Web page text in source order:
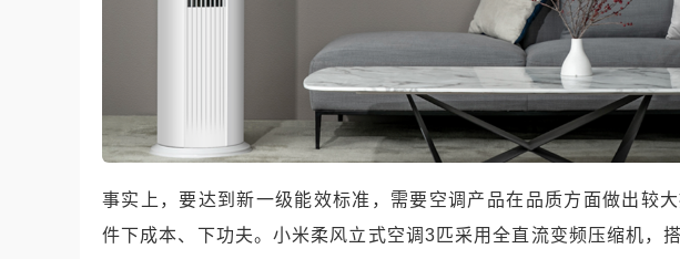
事实上，要达到新一级能效标准，需要空调产品在品质方面做出较
件下成本、下功夫。小米柔风立式空调3匹采用全直流变频压缩机，